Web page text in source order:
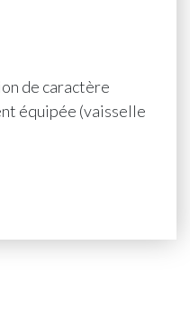
de caractère
équipée (vaisselle